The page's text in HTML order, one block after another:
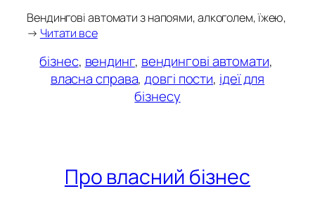
Вендингові автомати з напоями, алкоголем, їжею,
→ Читати все
бізнес, вендинг, вендингові автомати
власна справа, довгі пости, ідеї для
бізнесу
Про власний бізнес